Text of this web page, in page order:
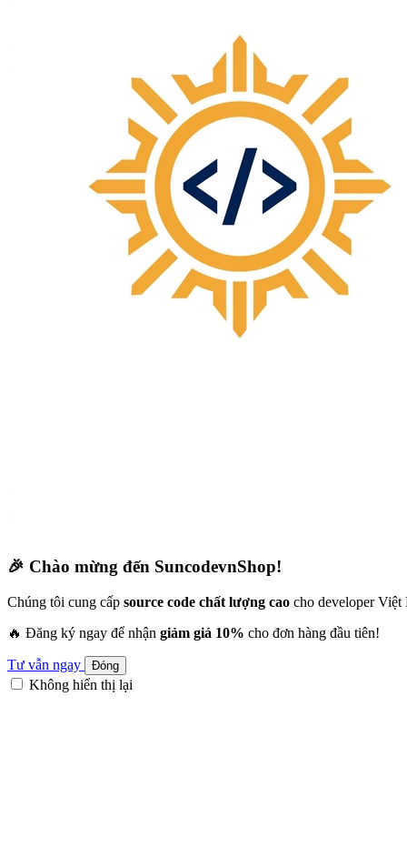
🎉 Chào mừng đến SuncodevnShop!
Chúng tôi cung cấp source code chất lượng cao cho developer Việt
🔥 Đăng ký ngay để nhận giảm giá 10% cho đơn hàng đầu tiên!
Tư vẫn ngay Đóng
Không hiển thị lại